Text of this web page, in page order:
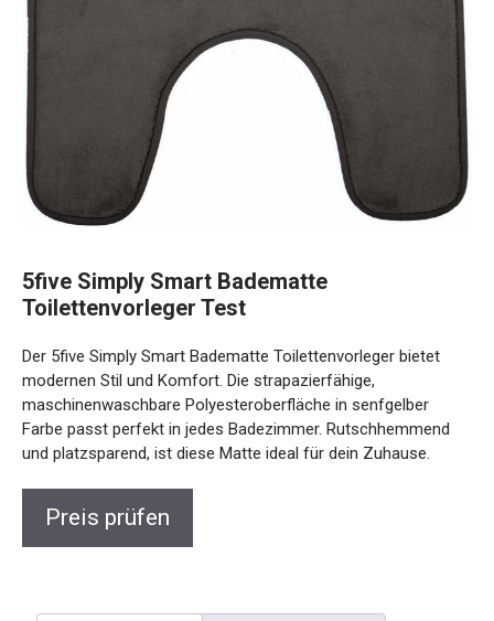
5five Simply Smart Badematte
Toilettenvorleger Test
Der 5five Simply Smart Badematte Toilettenvorleger bietet
modernen Stil und Komfort. Die strapazierfähige,
maschinenwaschbare Polyesteroberfläche in senfgelber
Farbe passt perfekt in jedes Badezimmer. Rutschhemmend
und platzsparend, ist diese Matte ideal für dein Zuhause.
Preis prüfen